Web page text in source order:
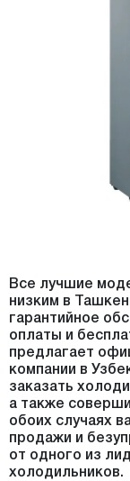
Все лучшие
низким в
гарантийное
оплаты и
предлагает
компании в
заказать
а также
обоих случаях
продажи и
от одного из
холодильников.